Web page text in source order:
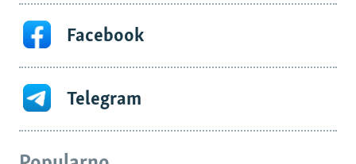
Facebook
Telegram